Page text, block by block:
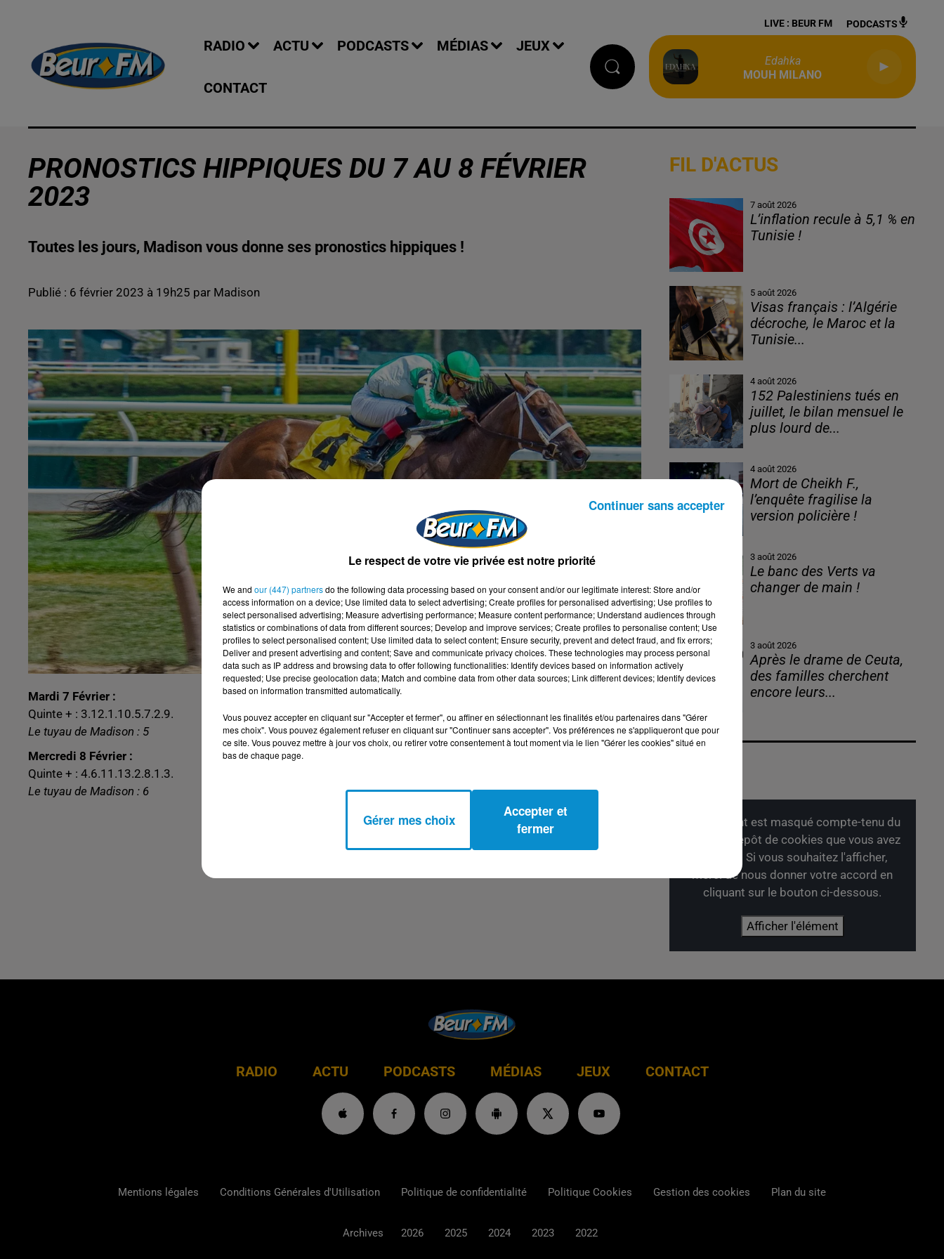
RADIO ACTU PODCASTS MÉDIAS JEUX
CONTACT
LIVE : BEUR FM PODCASTS
Edahka
MOUH MILANO
PRONOSTICS HIPPIQUES DU 7 AU 8 FÉVRIER
2023
Toutes les jours, Madison vous donne ses pronostics hippiques !
Publié : 6 février 2023 à 19h25 par Madison
Mardi 7 Février :
Quinte + : 3.12.1.10.5.7.2.9.
Le tuyau de Madison : 5
Mercredi 8 Février :
Quinte + : 4.6.11.13.2.8.1.3.
Le tuyau de Madison : 6
FIL D'ACTUS
7 août 2026
L’inflation recule à 5,1 % en
Tunisie !
5 août 2026
Visas français : l’Algérie
décroche, le Maroc et la
Tunisie...
4 août 2026
152 Palestiniens tués en
juillet, le bilan mensuel le
plus lourd de...
4 août 2026
Mort de Cheikh F.,
l’enquête fragilise la
version policière !
3 août 2026
Le banc des Verts va
changer de main !
3 août 2026
Après le drame de Ceuta,
des familles cherchent
encore leurs...
Cet élément est masqué compte-tenu du
refus du dépôt de cookies que vous avez
exprimé. Si vous souhaitez l'afficher,
merci de nous donner votre accord en
cliquant sur le bouton ci-dessous.
Afficher l'élément
RADIO ACTU PODCASTS MÉDIAS JEUX CONTACT
Mentions légales Conditions Générales d'Utilisation Politique de confidentialité Politique Cookies Gestion des cookies Plan du site
Archives 2026 2025 2024 2023 2022
Le respect de votre vie privée est notre priorité
We and our (447) partnersdo the following data processing based on your consent and/or our legitimate interest: Store and/or
access information on a device; Use limited data to select advertising; Create profiles for personalised advertising; Use profiles to
select personalised advertising; Measure advertising performance; Measure content performance; Understand audiences through
statistics or combinations of data from different sources; Develop and improve services; Create profiles to personalise content; Use
profiles to select personalised content; Use limited data to select content; Ensure security, prevent and detect fraud, and fix errors;
Deliver and present advertising and content; Save and communicate privacy choices. These technologies may process personal
data such as IP address and browsing data to offer following functionalities: Identify devices based on information actively
requested; Use precise geolocation data; Match and combine data from other data sources; Link different devices; Identify devices
based on information transmitted automatically.
Vous pouvez accepter en cliquant sur "Accepter et fermer", ou affiner en sélectionnant les finalités et/ou partenaires dans "Gérer
mes choix". Vous pouvez également refuser en cliquant sur "Continuer sans accepter". Vos préférences ne s'appliqueront que pour
ce site. Vous pouvez mettre à jour vos choix, ou retirer votre consentement à tout moment via le lien "Gérer les cookies" situé en
bas de chaque page.
Gérer mes choix
Accepter et
fermer
Continuer sans accepter